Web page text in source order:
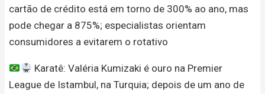
cartão de crédito está em torno de 300% ao ano, mas
pode chegar a 875%; especialistas orientam
consumidores a evitarem o rotativo
Karatê: Valéria Kumizaki é ouro na Premier
League de Istambul, na Turquia; depois de um ano de